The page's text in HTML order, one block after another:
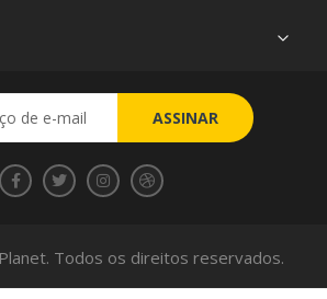
ASSINAR
Todos os direitos reservados.